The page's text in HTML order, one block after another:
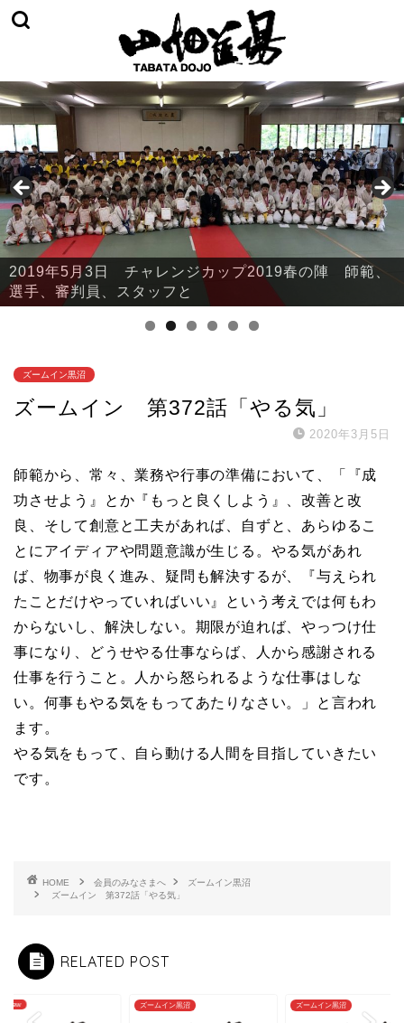
2019年5月3日 チャレンジカップ2019春の陣 師範、
選手、審判員、スタッフと
2019年5月3日 チャレンジカップ2019春の陣 本部・
鈴川
ズームイン黒沼
ズームイン 第372話「やる気」
2020年3月5日
師範から、常々、業務や行事の準備において、「『成
功させよう』とか『もっと良くしよう』、改善と改
良、そして創意と工夫があれば、自ずと、あらゆるこ
とにアイディアや問題意識が生じる。やる気があれ
ば、物事が良く進み、疑問も解決するが、『与えられ
たことだけやっていればいい』という考えでは何もわ
からないし、解決しない。期限が迫れば、やっつけ仕
事になり、どうせやる仕事ならば、人から感謝される
仕事を行うこと。人から怒られるような仕事はしな
い。何事もやる気をもってあたりなさい。」と言われ
ます。
やる気をもって、自ら動ける人間を目指していきたい
です。
HOME 会員のみなさまへ
ズームイン黒沼
ズームイン 第372話「やる気」
RELATED POST
New ズームイン黒沼 ズームイン黒沼